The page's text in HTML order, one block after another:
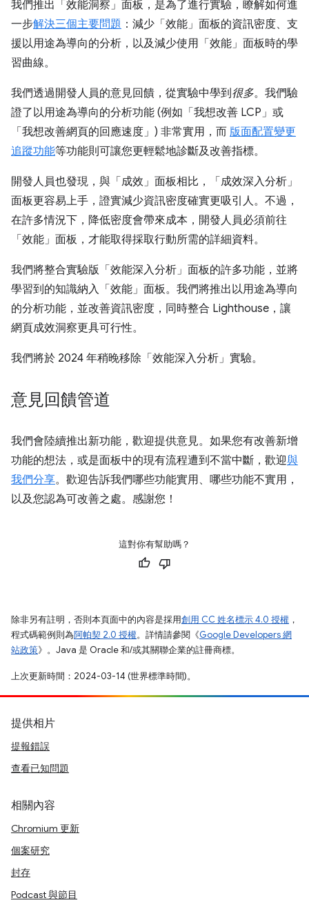
我們推出「效能洞察」面板，是為了進行實驗，瞭解如何進
一步解決三個主要問題 ：減少「效能」面板的資訊密度、支
援以用途為導向的分析，以及減少使用「效能」面板時的學
習曲線。
我們透過開發人員的意見回饋，從實驗中學到很多。我們驗
證了以用途為導向的分析功能 (例如「我想改善 LCP」或
「我想改善網頁的回應速度」) 非常實用，而 版面配置變更
追蹤功能等功能則可讓您更輕鬆地診斷及改善指標。
開發人員也發現，與「成效」面板相比，「成效深入分析」
面板更容易上手，證實減少資訊密度確實更吸引人。不過，
在許多情況下，降低密度會帶來成本，開發人員必須前往
「效能」面板，才能取得採取行動所需的詳細資料。
我們將整合實驗版「效能深入分析」面板的許多功能，並將
學習到的知識納入「效能」面板。我們將推出以用途為導向
的分析功能，並改善資訊密度，同時整合 Lighthouse，讓
網頁成效洞察更具可行性。
我們將於 2024 年稍晚移除「效能深入分析」實驗。
意見回饋管道
我們會陸續推出新功能，歡迎提供意見。如果您有改善新增
功能的想法，或是面板中的現有流程遭到不當中斷，歡迎與
我們分享。歡迎告訴我們哪些功能實用、哪些功能不實用，
以及您認為可改善之處。感謝您！
這對你有幫助嗎？
除非另有註明，否則本頁面中的內容是採用創用 CC 姓名標示 4.0 授權 ，
程式碼範例則為阿帕契 2.0 授權。詳情請參閱《Google Developers 網
站政策》。Java 是 Oracle 和/或其關聯企業的註冊商標。
上次更新時間：2024-03-14 (世界標準時間)。
提供相片
提報錯誤
查看已知問題
相關內容
Chromium 更新
個案研究
封存
Podcast 與節目